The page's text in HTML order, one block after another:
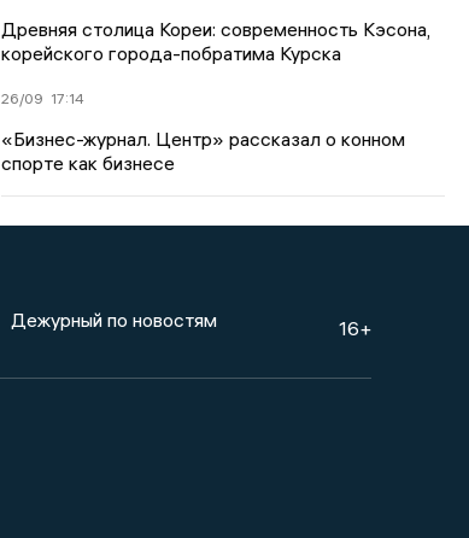
Древняя столица Кореи: современность Кэсона,
корейского города-побратима Курска
26/09 17:14
«Бизнес-журнал. Центр» рассказал о конном
спорте как бизнесе
Дежурный по новостям 16+